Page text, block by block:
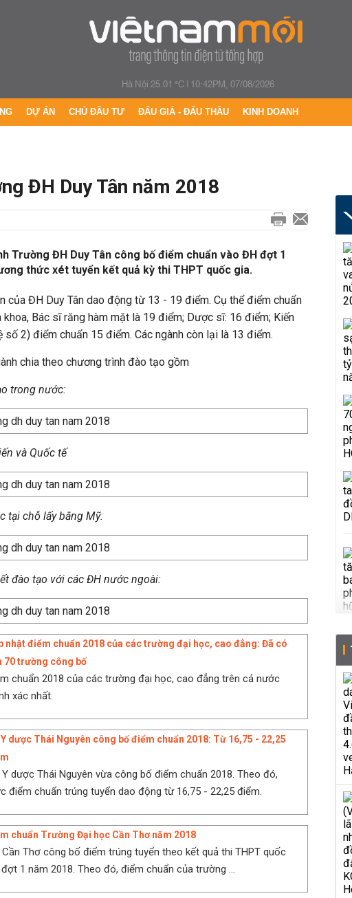
Hà Nội 25.01 °C| 10:42PM, 07/08/2026
DỰ ÁN CHỦ ĐẦU TƯ ĐẤU GIÁ - ĐẤU THẦU KINH DOANH
ĐH Duy Tân năm 2018
Trường ĐH Duy Tân công bố điểm chuẩn vào ĐH đợt 1
thức xét tuyển kết quả kỳ thi THPT quốc gia.
của ĐH Duy Tân dao động từ 13 - 19 điểm. Cụ thể điểm chuẩn
khoa, Bác sĩ răng hàm mặt là 19 điểm; Dược sĩ: 16 điểm; Kiến
số 2) điểm chuẩn 15 điểm. Các ngành còn lại là 13 điểm.
chia theo chương trình đào tạo gồm
trong nước:
và Quốc tế
tại chỗ lấy bằng Mỹ:
đào tạo với các ĐH nước ngoài:
nhật điểm chuẩn 2018 của các trường đại học, cao đẳng: Đã có
70 trường công bố
chuẩn 2018 của các trường đại học, cao đẳng trên cả nước
xác nhất.
dược Thái Nguyên công bố điểm chuẩn 2018: Từ 16,75 - 22,25
dược Thái Nguyên vừa công bố điểm chuẩn 2018. Theo đó,
điểm chuẩn trúng tuyển dao động từ 16,75 - 22,25 điểm.
chuẩn Trường Đại học Cần Thơ năm 2018
Thơ công bố điểm trúng tuyển theo kết quả thi THPT quốc
1 năm 2018. Theo đó, điểm chuẩn của trường ...